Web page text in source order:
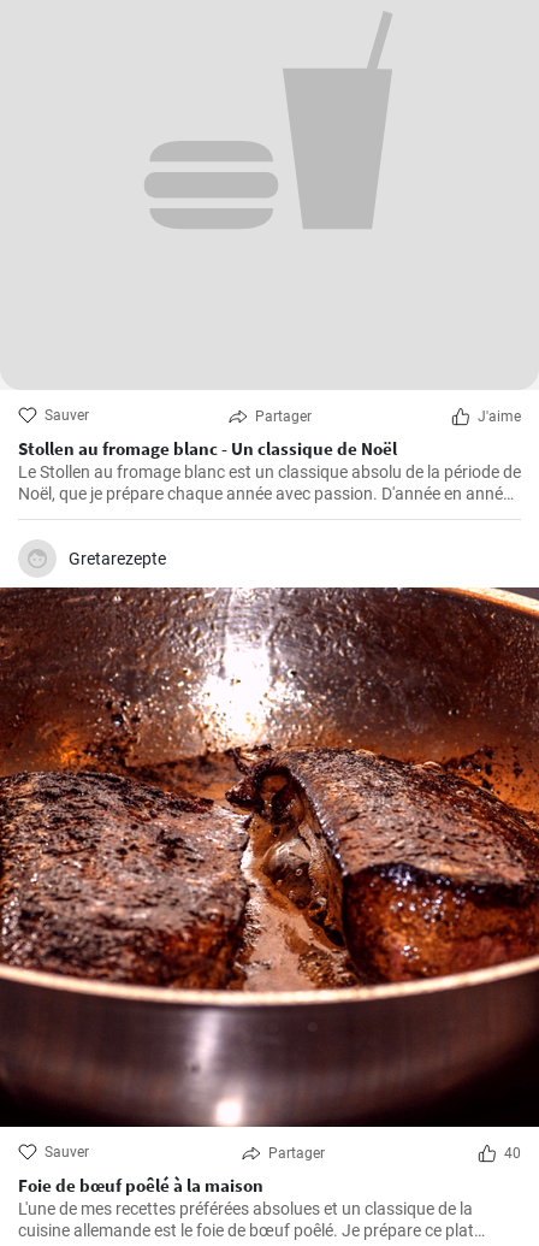
Sauver Partager J'aime
Stollen au fromage blanc - Un classique de Noël
Le Stollen au fromage blanc est un classique absolu de la période de
Noël, que je prépare chaque année avec passion. D'année en année,
j'ai perfectionné la recette et appris quelques trucs et astuces que
j'aimerais partager avec vous. Le Stollen est incroyablement
moelleux et aromatique, et accompagne parfaitement une tasse de
thé ou de café chaud par une froide journée d'hiver. Ce n'est pas la
pâtisserie la plus facile à réaliser, mais croyez-moi, l'effort en vaut la
peine.
Gretarezepte
Sauver Partager 40
Foie de bœuf poêlé à la maison
L'une de mes recettes préférées absolues et un classique de la
cuisine allemande est le foie de bœuf poêlé. Je prépare ce plat